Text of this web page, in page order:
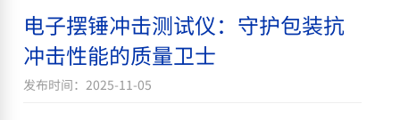
电子摆锤冲击测试仪：守护包装抗
冲击性能的质量卫士
发布时间：2025-11-05